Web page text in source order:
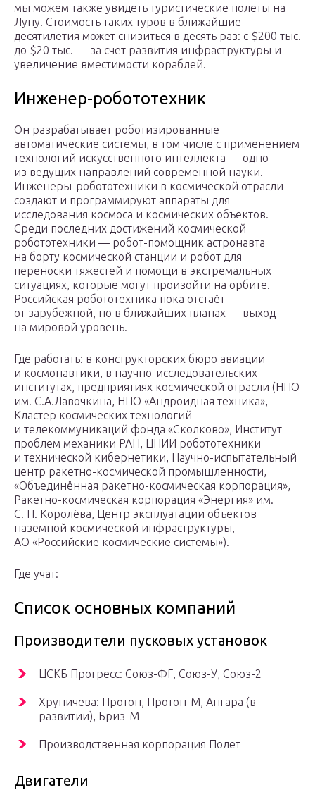
мы можем также увидеть туристические полеты на
Луну. Стоимость таких туров в ближайшие
десятилетия может снизиться в десять раз: с $200 тыс.
до $20 тыс. — за счет развития инфраструктуры и
увеличение вместимости кораблей.
Инженер-робототехник
Он разрабатывает роботизированные
автоматические системы, в том числе с применением
технологий искусственного интеллекта — одно
из ведущих направлений современной науки.
Инженеры-робототехники в космической отрасли
создают и программируют аппараты для
исследования космоса и космических объектов.
Среди последних достижений космической
робототехники — робот-помощник астронавта
на борту космической станции и робот для
переноски тяжестей и помощи в экстремальных
ситуациях, которые могут произойти на орбите.
Российская робототехника пока отстаёт
от зарубежной, но в ближайших планах — выход
на мировой уровень.
Где работать: в конструкторских бюро авиации
и космонавтики, в научно-исследовательских
институтах, предприятиях космической отрасли (НПО
им. С.А.Лавочкина, НПО «Андроидная техника»,
Кластер космических технологий
и телекоммуникаций фонда «Сколково», Институт
проблем механики РАН, ЦНИИ робототехники
и технической кибернетики, Научно-испытательный
центр ракетно-космической промышленности,
«Объединённая ракетно-космическая корпорация»,
Ракетно-космическая корпорация «Энергия» им.
С. П. Королёва, Центр эксплуатации объектов
наземной космической инфраструктуры,
АО «Российские космические системы»).
Где учат:
Список основных компаний
Производители пусковых установок
ЦСКБ Прогресс: Союз-ФГ, Союз-У, Союз-2
Хруничева: Протон, Протон-М, Ангара (в
развитии), Бриз-М
Производственная корпорация Полет
Двигатели